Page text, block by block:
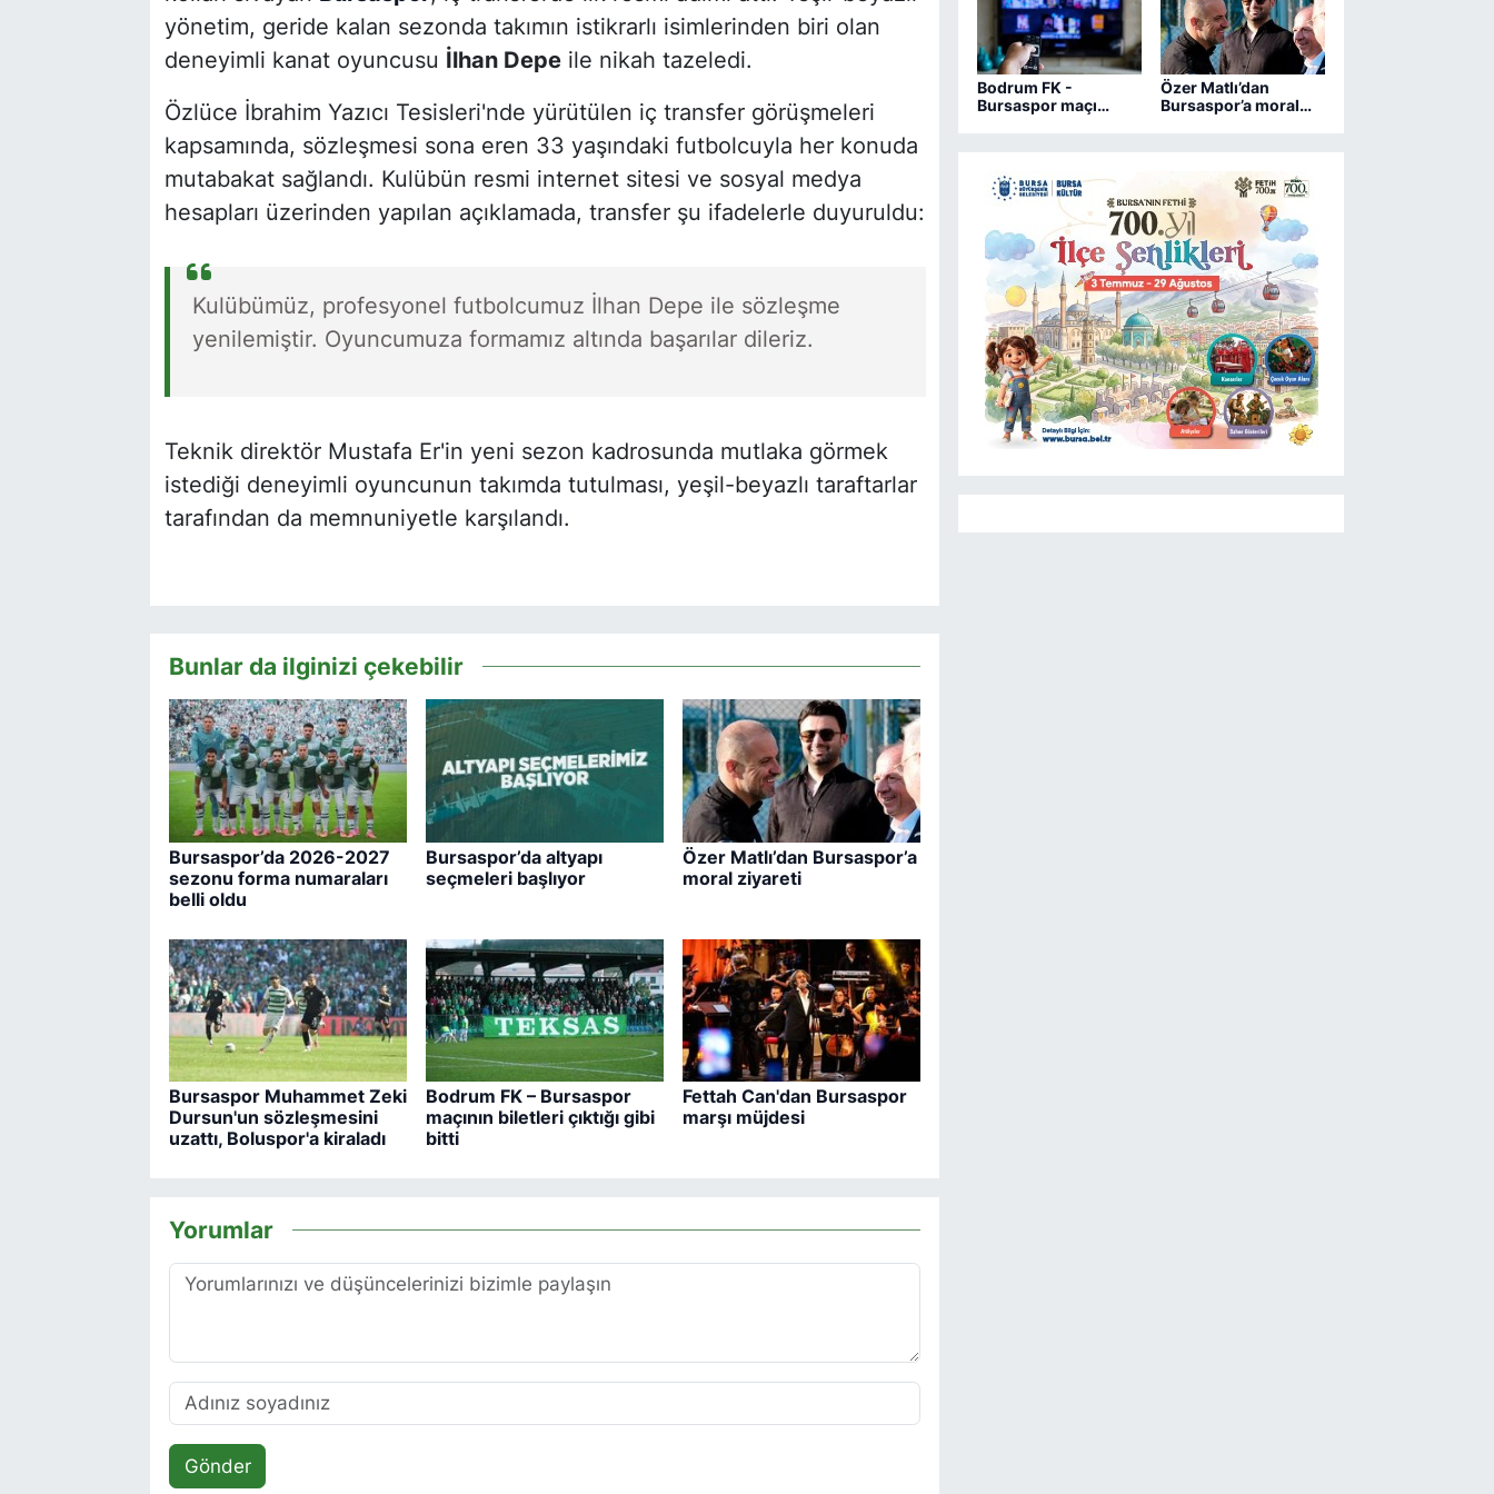
yönetim, geride kalan sezonda takımın istikrarlı isimlerinden biri olan
deneyimli kanat oyuncusu İlhan Depeile nikah tazeledi.
Özlüce İbrahim Yazıcı Tesisleri'nde yürütülen iç transfer görüşmeleri
kapsamında, sözleşmesi sona eren 33 yaşındaki futbolcuyla her konuda
mutabakat sağlandı. Kulübün resmi internet sitesi ve sosyal medya
hesapları üzerinden yapılan açıklamada, transfer şu ifadelerle duyuruldu:
Kulübümüz, profesyonel futbolcumuz İlhan Depe ile sözleşme
yenilemiştir. Oyuncumuza formamız altında başarılar dileriz.
Teknik direktör Mustafa Er'in yeni sezon kadrosunda mutlaka görmek
istediği deneyimli oyuncunun takımda tutulması, yeşil-beyazlı taraftarlar
tarafından da memnuniyetle karşılandı.
Bunlar da ilginizi çekebilir
Bursaspor’da 2026-2027
sezonu forma numaraları
belli oldu
Bursaspor’da altyapı
seçmeleri başlıyor
Özer Matlı’dan Bursaspor’a
moral ziyareti
Bursaspor Muhammet Zeki
Dursun'un sözleşmesini
uzattı, Boluspor'a kiraladı
Bodrum FK – Bursaspor
maçının biletleri çıktığı gibi
bitti
Fettah Can'dan Bursaspor
marşı müjdesi
Yorumlar
Gönder
Bodrum FK -
Bursaspor maçı
Özer Matlı’dan
Bursaspor’a moral